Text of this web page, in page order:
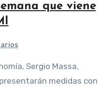
que viene
medidas con